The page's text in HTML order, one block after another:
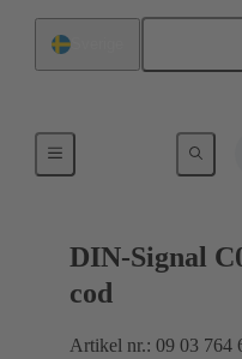
DIN-Signal
cod
Artikel nr.: 09 03 764